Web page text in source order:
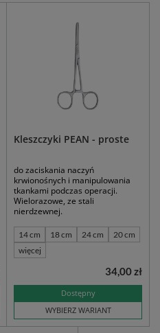
Kleszczyki PEAN - proste
do zaciskania naczyń
krwionośnych i manipulowania
tkankami podczas operacji.
Wielorazowe, ze stali
nierdzewnej.
14 cm 18 cm 24 cm
20 cm
więcej
Dostępny
WYBIERZ WARIANT
34,00 zł